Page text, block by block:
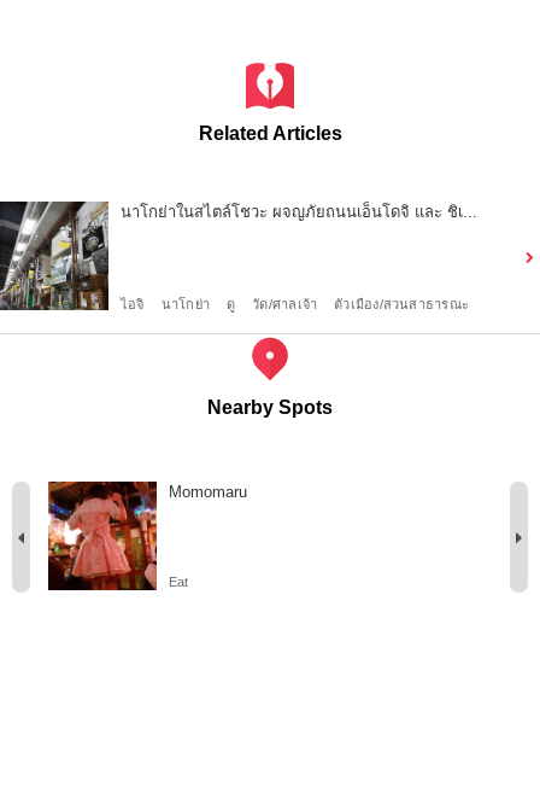
Related Articles
นาโกย่าในสไตล์โชวะ ผจญภัยถนนเอ็นโดจิ และ ชิเ...
ไอจิ นาโกย่า ดู วัด/ศาลเจ้า ตัวเมือง/สวนสาธารณะ
Nearby Spots
Momomaru
Eat